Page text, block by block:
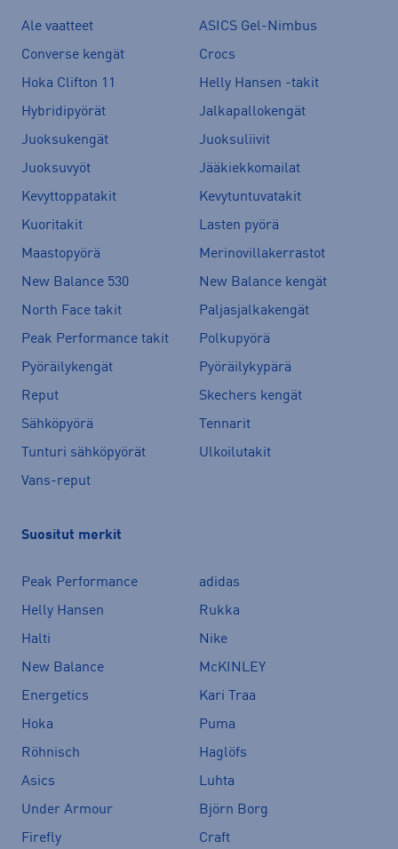
Ale vaatteet
ASICS Gel-Nimbus
Converse kengät
Crocs
Hoka Clifton 11
Helly Hansen -takit
Hybridipyörät
Jalkapallokengät
Juoksukengät
Juoksuliivit
Juoksuvyöt
Jääkiekkomailat
Kevyttoppatakit
Kevytuntuvatakit
Kuoritakit
Lasten pyörä
Maastopyörä
Merinovillakerrastot
New Balance 530
New Balance kengät
North Face takit
Paljasjalkakengät
Peak Performance takit
Polkupyörä
Pyöräilykengät
Pyöräilykypärä
Reput
Skechers kengät
Sähköpyörä
Tennarit
Tunturi sähköpyörät
Ulkoilutakit
Vans-reput
Suositut merkit
Peak Performance
adidas
Helly Hansen
Rukka
Halti
Nike
New Balance
McKINLEY
Energetics
Kari Traa
Hoka
Puma
Röhnisch
Haglöfs
Asics
Luhta
Under Armour
Björn Borg
Firefly
Craft